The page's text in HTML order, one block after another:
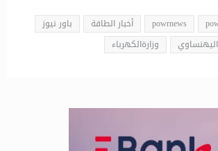
powrnews أخبار الطاقة
باور نيوز
وزارةالكهرباء